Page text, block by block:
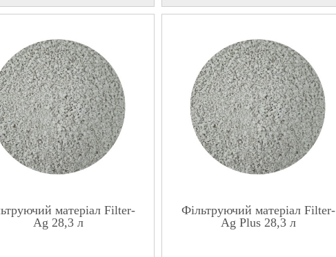
матеріал Filter-
Ag 28,3 л
Фільтруючий матеріал Filter-
Ag Plus 28,3 л